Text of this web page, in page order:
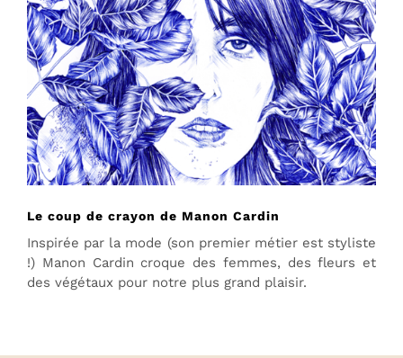
Le coup de crayon de Manon Cardin
Inspirée par la mode (son premier métier est styliste
!) Manon Cardin croque des femmes, des fleurs et
des végétaux pour notre plus grand plaisir.